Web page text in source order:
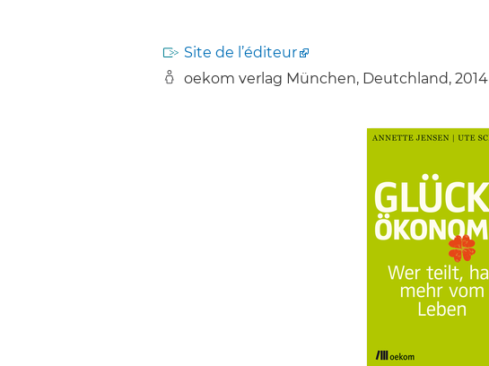
Site de l’éditeur
oekom verlag München, Deutchland, 2014